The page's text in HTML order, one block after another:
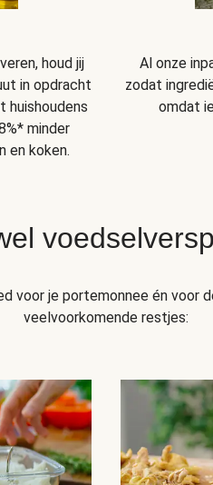
houd jij
in opdracht
huishoudens
minder
en koken.
Al onze
zodat
omdat
voor je portemonnee én voor
veelvoorkomende restjes: